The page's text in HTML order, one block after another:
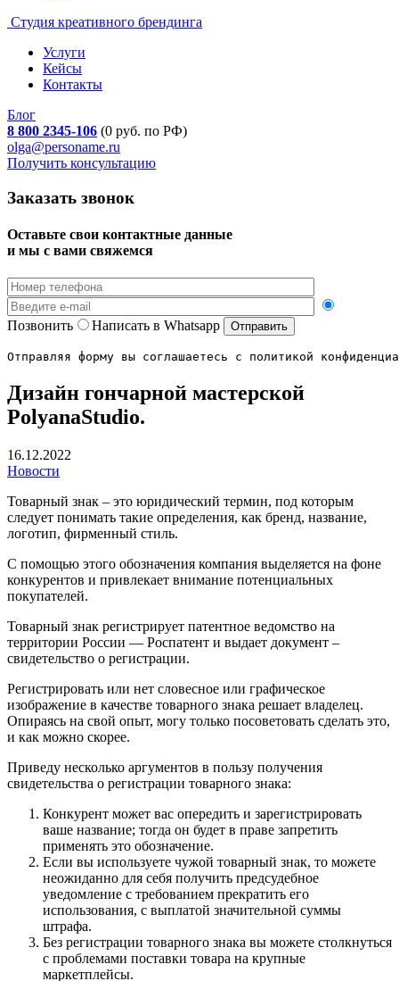
Студия креативного брендинга
Услуги
Кейсы
Контакты
Блог
8 800 2345-106 (0 руб. по РФ)
olga@personame.ru
Получить консультацию
Заказать звонок
Оставьте свои контактные данные
и мы с вами свяжемся
Позвонить Написать в Whatsapp
Отправляя форму вы соглашаетесь с политикой
Дизайн гончарной мастерской
PolyanaStudio.
16.12.2022
Новости
Товарный знак – это юридический термин, под которым
следует понимать такие определения, как бренд, название,
логотип, фирменный стиль.
С помощью этого обозначения компания выделяется на фоне
конкурентов и привлекает внимание потенциальных
покупателей.
Товарный знак регистрирует патентное ведомство на
территории России — Роспатент и выдает документ –
свидетельство о регистрации.
Регистрировать или нет словесное или графическое
изображение в качестве товарного знака решает владелец.
Опираясь на свой опыт, могу только посоветовать сделать это,
и как можно скорее.
Приведу несколько аргументов в пользу получения
свидетельства о регистрации товарного знака:
Конкурент может вас опередить и зарегистрировать
ваше название; тогда он будет в праве запретить
применять это обозначение.
Если вы используете чужой товарный знак, то можете
неожиданно для себя получить предсудебное
уведомление с требованием прекратить его
использования, с выплатой значительной суммы
штрафа.
Без регистрации товарного знака вы можете столкнуться
с проблемами поставки товара на крупные
маркетплейсы.